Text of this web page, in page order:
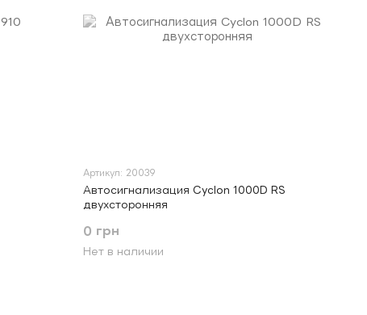
Артикул: 20039
Автосигнализация Cyclon 1000D RS
двухсторонняя
0 грн
Нет в наличии